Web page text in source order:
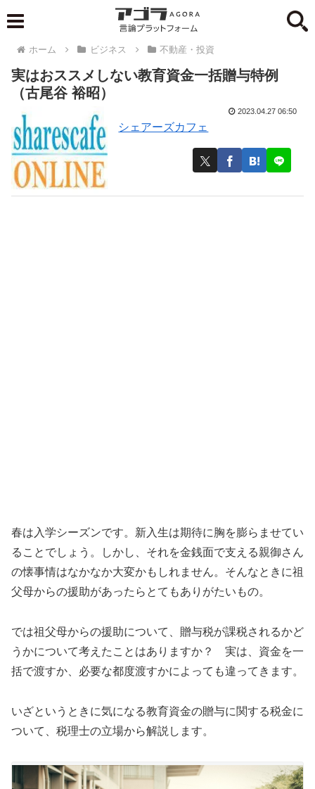
ホーム ビジネス 不動産・投資
実はおススメしない教育資金一括贈与特例
（古尾谷 裕昭）
シェアーズカフェ
2023.04.27 06:50
春は入学シーズンです。新入生は期待に胸を膨らませてい
ることでしょう。しかし、それを金銭面で支える親御さん
の懐事情はなかなか大変かもしれません。そんなときに祖
父母からの援助があったらとてもありがたいもの。
では祖父母からの援助について、贈与税が課税されるかど
うかについて考えたことはありますか？ 実は、資金を一
括で渡すか、必要な都度渡すかによっても違ってきます。
いざというときに気になる教育資金の贈与に関する税金に
ついて、税理士の立場から解説します。